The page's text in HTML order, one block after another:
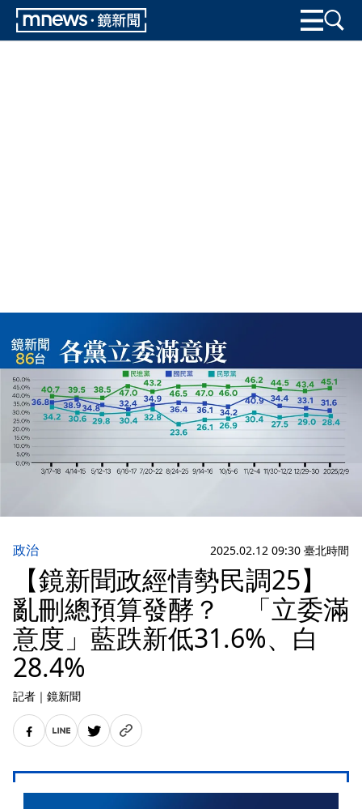
政治 2025.02.12 09:30 臺北時間
【鏡新聞政經情勢民調25】
亂刪總預算發酵？ 「立委滿
意度」藍跌新低31.6%、白
28.4%
記者 ｜ 鏡新聞